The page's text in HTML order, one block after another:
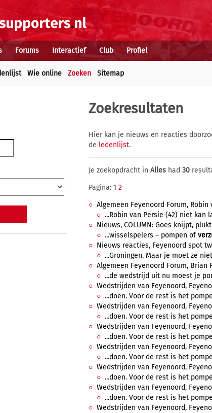
Forums Interactief Club Profiel
Wie online Zoeken Sitemap
Zoekresultaten
Hier kan je nieuws en reacties
de ledenlijst.
Je zoekopdracht in Alles had 30
Pagina: 1 2
Algemeen Feyenoord Forum, Robin
...Robin van Persie (42) niet kan
Nieuws, COLUMN: Goes knijpt,
...wisselspelers – pompen of
Nieuws reacties, Feyenoord spot
...Groningen. Maar je moet ze
Algemeen Feyenoord Forum, Brian
...de wedstrijd uit nu moest je
Wedstrijden van Feyenoord,
...doen. Voor de rest is het
Wedstrijden van Feyenoord,
...doen. Voor de rest is het
Wedstrijden van Feyenoord,
...doen. Voor de rest is het
Wedstrijden van Feyenoord,
...doen. Voor de rest is het
Wedstrijden van Feyenoord,
...doen. Voor de rest is het
Wedstrijden van Feyenoord,
...doen. Voor de rest is het
Wedstrijden van Feyenoord,